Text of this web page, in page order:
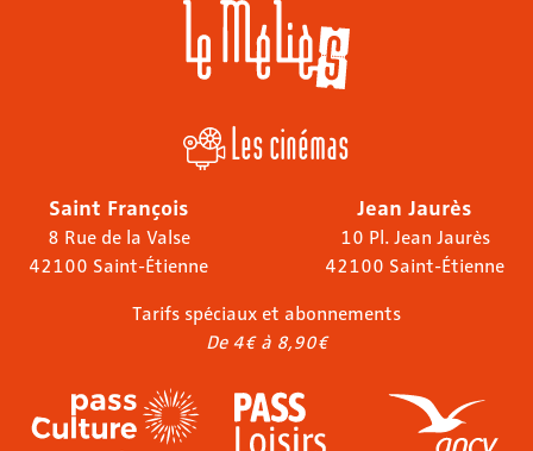
Les cinémas
Saint François
8 Rue de la Valse
42100 Saint-Étienne
Jean Jaurès
10 Pl. Jean Jaurès
42100 Saint-Étienne
Tarifs spéciaux et abonnements
De 4€ à 8,90€